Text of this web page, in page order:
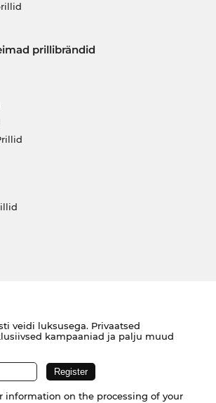
prillibrändid
veidi luksusega. Privaatsed
kampaaniad ja palju muud
information on the processing of your